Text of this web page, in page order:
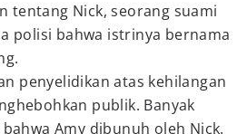
tentang Nick, seorang suami
polisi bahwa istrinya bernama
penyelidikan atas kehilangan
publik. Banyak
Amy dibunuh oleh Nick.